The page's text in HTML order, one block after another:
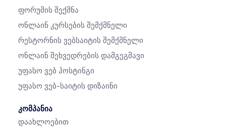
Ფორუმის Შექმნა
Ონლაინ Კურსების Შემქმნელი
Რესტორნის Ვებსაიტის Შემქმნელი
Ონლაინ Შეხვედრების Დამგეგმავი
Უფასო Ვებ Ჰოსტინგი
Უფასო Ვებ-Საიტის Დიზაინი
კომპანია
Დაახლოებით